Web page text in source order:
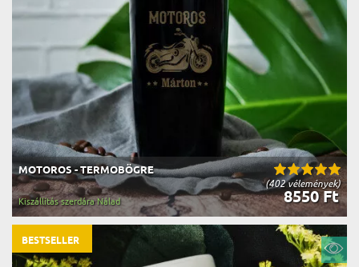
(402 vélemények)
MOTOROS - TERMOBÖGRE
8550 Ft
Kiszállítás szerdára Nálad
BESTSELLER